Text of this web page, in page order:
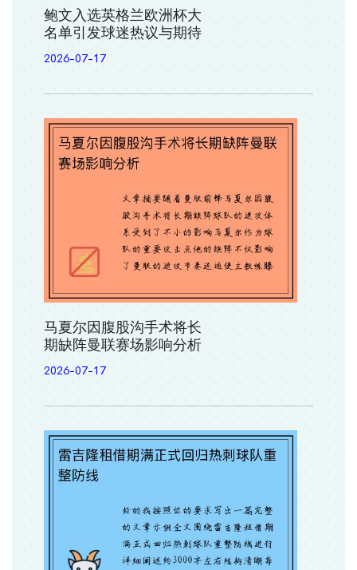
鲍文入选英格兰欧洲杯大
名单引发球迷热议与期待
2026-07-17
马夏尔因腹股沟手术将长
期缺阵曼联赛场影响分析
2026-07-17